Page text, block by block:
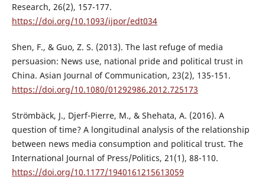
Research, 26(2), 157-177.
https://doi.org/10.1093/ijpor/edt034
Shen, F., & Guo, Z. S. (2013). The last refuge of media
persuasion: News use, national pride and political trust in
China. Asian Journal of Communication, 23(2), 135-151.
https://doi.org/10.1080/01292986.2012.725173
Strömbäck, J., Djerf-Pierre, M., & Shehata, A. (2016). A
question of time? A longitudinal analysis of the relationship
between news media consumption and political trust. The
International Journal of Press/Politics, 21(1), 88-110.
https://doi.org/10.1177/1940161215613059